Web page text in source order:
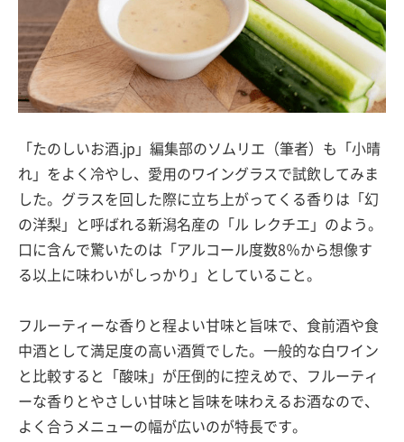
「たのしいお酒.jp」編集部のソムリエ（筆者）も「小晴
れ」をよく冷やし、愛用のワイングラスで試飲してみま
した。グラスを回した際に立ち上がってくる香りは「幻
の洋梨」と呼ばれる新潟名産の「ル レクチエ」のよう。
口に含んで驚いたのは「アルコール度数8％から想像す
る以上に味わいがしっかり」としていること。
フルーティーな香りと程よい甘味と旨味で、食前酒や食
中酒として満足度の高い酒質でした。一般的な白ワイン
と比較すると「酸味」が圧倒的に控えめで、フルーティ
ーな香りとやさしい甘味と旨味を味わえるお酒なので、
よく合うメニューの幅が広いのが特長です。